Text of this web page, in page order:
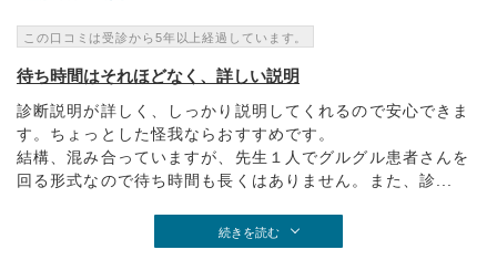
この口コミは受診から5年以上経過しています。
待ち時間はそれほどなく、詳しい説明
診断説明が詳しく、しっかり説明してくれるので安心できま
す。ちょっとした怪我ならおすすめです。
結構、混み合っていますが、先生１人でグルグル患者さんを
回る形式なので待ち時間も長くはありません。また、診...
続きを読む